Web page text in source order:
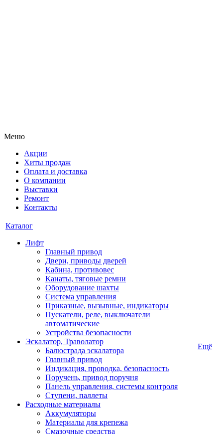
Меню
Акции
Хиты продаж
Оплата и доставка
О компании
Выставки
Ремонт
Контакты
Каталог
Лифт
Главный привод
Двери, приводы дверей
Кабина, противовес
Канаты, тяговые ремни
Оборудование шахты
Система управления
Приказные, вызывные, индикаторы
Пускатели, реле, выключатели
автоматические
Устройства безопасности
Эскалатор, Траволатор
Балюстрада эскалатора
Главный привод
Индикация, проводка, безопасность
Поручень, привод поручня
Панель управления, системы контроля
Ступени, паллеты
Расходные материалы
Аккумуляторы
Материалы для крепежа
Смазочные средства
Ещё